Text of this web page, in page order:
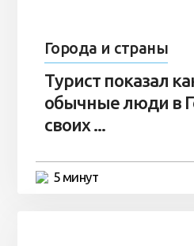
Города и страны
Турист показал
обычные люди в
своих ...
5 минут